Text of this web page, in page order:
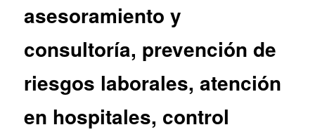
asesoramiento y
consultoría, prevención de
riesgos laborales, atención
en hospitales, control